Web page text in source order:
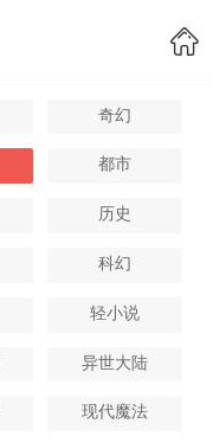
奇幻
都市
历史
科幻
轻小说
异世大陆
现代魔法